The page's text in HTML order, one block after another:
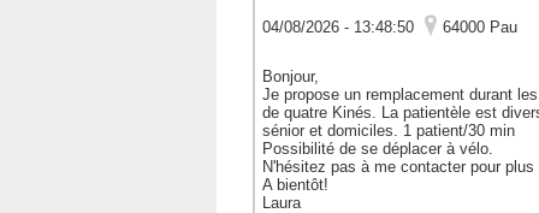
04/08/2026 - 13:48:50 64000 Pau
Bonjour,
Je propose un remplacement durant
de quatre Kinés. La patientèle est
sénior et domiciles. 1 patient/30 min
Possibilité de se déplacer à vélo.
N'hésitez pas à me contacter pour
A bientôt!
Laura